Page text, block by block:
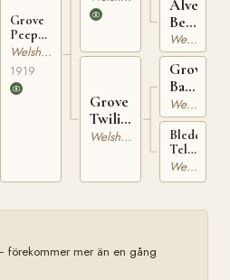
Grove
Peep
O'Day
WSB
6582
Welsh Mountain
1919
WSB 73
Grove
Twilight
WSBWelsh Mountain
Alveston
Belle
WSB
572
Welsh Mountain
Grove
Ballistite
WSB
200
Welsh Mountain
Bleddfa
Tell
Tale
WSB
Welsh Mountain
förekommer mer än en gång